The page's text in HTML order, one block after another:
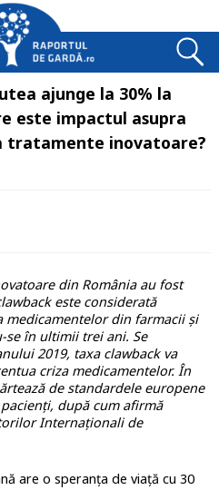
ajunge la 30% la
este impactul asupra
tratamente inovatoare?
din România au fost
este considerată
din farmacii și
se în ultimii trei ani. Se
2019, taxa clawback va
criza medicamentelor. În
de standardele europene
după cum afirmă
Internaționali de
are o speranța de viață cu 30